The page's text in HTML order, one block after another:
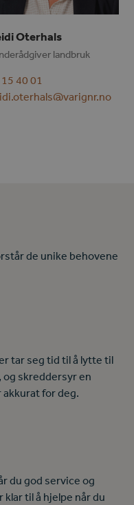
Oterhals
landbruk
40 01
de unike behovene
tar seg tid til å lytte til
og skreddersyr en
for deg.
du god service og
til å hjelpe når du